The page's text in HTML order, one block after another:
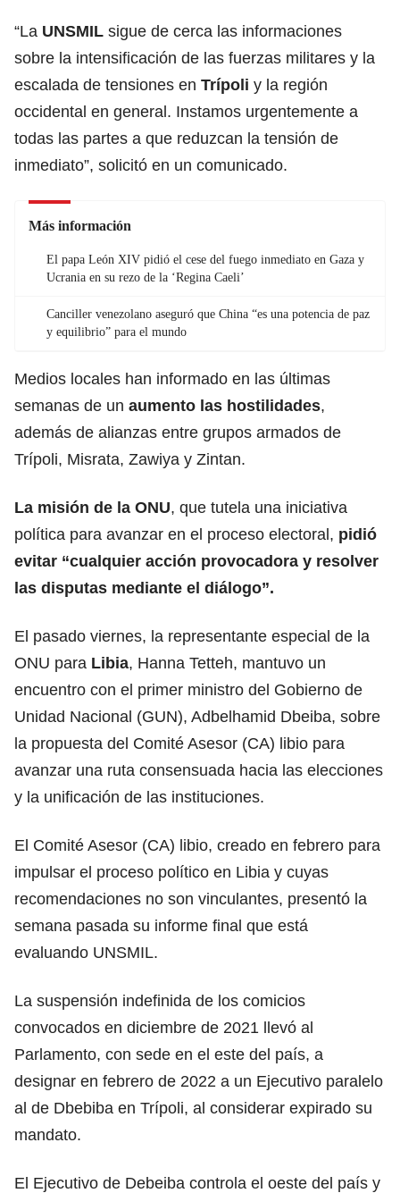
“La UNSMIL sigue de cerca las informaciones
sobre la intensificación de las fuerzas militares y la
escalada de tensiones en Trípoli y la región
occidental en general. Instamos urgentemente a
todas las partes a que reduzcan la tensión de
inmediato”, solicitó en un comunicado.
Más información
El papa León XIV pidió el cese del fuego inmediato en Gaza y
Ucrania en su rezo de la ‘Regina Caeli’
Canciller venezolano aseguró que China “es una potencia de paz
y equilibrio” para el mundo
Medios locales han informado en las últimas
semanas de un aumento las hostilidades,
además de alianzas entre grupos armados de
Trípoli, Misrata, Zawiya y Zintan.
La misión de la ONU, que tutela una iniciativa
política para avanzar en el proceso electoral, pidió
evitar “cualquier acción provocadora y resolver
las disputas mediante el diálogo”.
El pasado viernes, la representante especial de la
ONU para Libia, Hanna Tetteh, mantuvo un
encuentro con el primer ministro del Gobierno de
Unidad Nacional (GUN), Adbelhamid Dbeiba, sobre
la propuesta del Comité Asesor (CA) libio para
avanzar una ruta consensuada hacia las elecciones
y la unificación de las instituciones.
El Comité Asesor (CA) libio, creado en febrero para
impulsar el proceso político en Libia y cuyas
recomendaciones no son vinculantes, presentó la
semana pasada su informe final que está
evaluando UNSMIL.
La suspensión indefinida de los comicios
convocados en diciembre de 2021 llevó al
Parlamento, con sede en el este del país, a
designar en febrero de 2022 a un Ejecutivo paralelo
al de Dbebiba en Trípoli, al considerar expirado su
mandato.
El Ejecutivo de Debeiba controla el oeste del país y